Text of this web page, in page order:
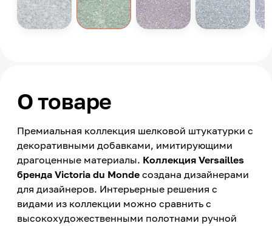
О товаре
Премиальная коллекция шелковой штукатурки с
декоративными добавками, имитирующими
драгоценные материалы. Коллекция Versailles
бренда Victoria du Monde создана дизайнерами
для дизайнеров. Интерьерные решения с
видами из коллекции можно сравнить с
высокохудожественными полотнами ручной